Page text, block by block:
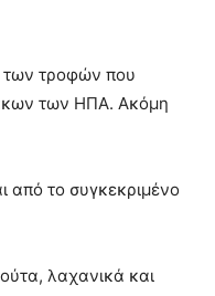
των τροφών που
των ΗΠΑ. Ακόμη
από το συγκεκριμένο
λαχανικά και